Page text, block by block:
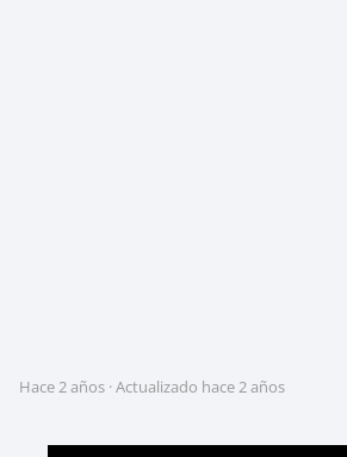
hace 2 años · Actualizado hace 2 años